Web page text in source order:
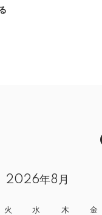
2026年8月
火 水 木 金